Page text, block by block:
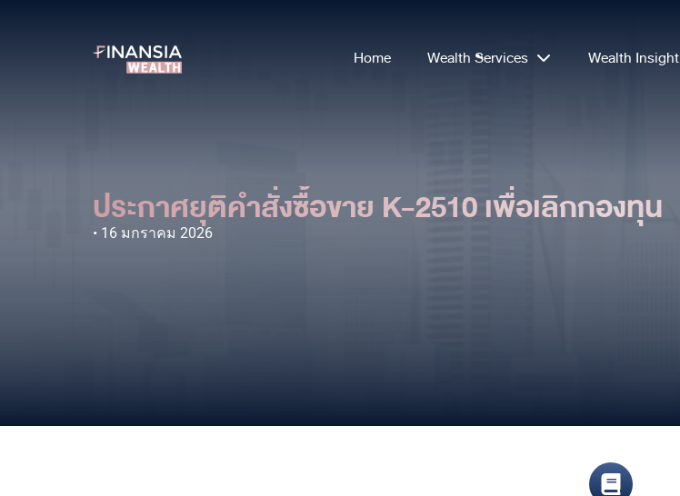
Home Wealth Services Wealth Insight
ประกาศยุติคำสั่งซื้อขาย K-2510 เพื่อเลิกกองทุน
16 มกราคม 2026